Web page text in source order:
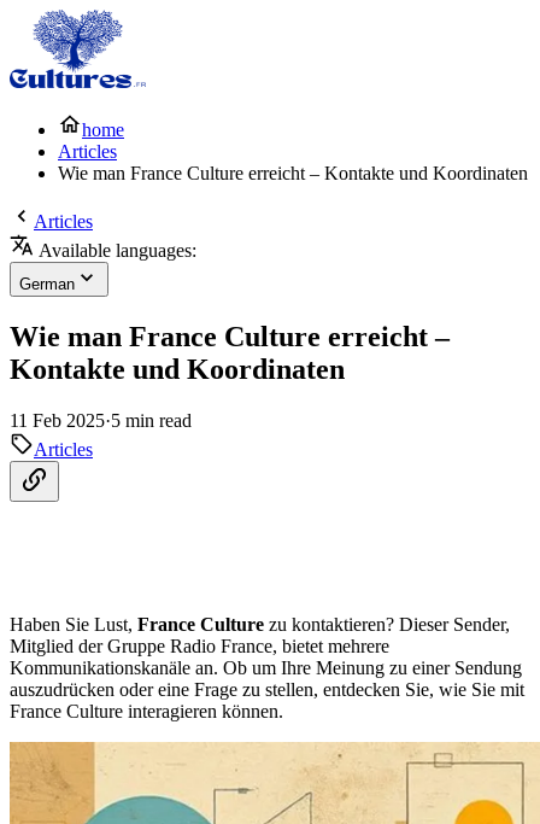
home
Articles
Wie man France Culture erreicht – Kontakte und Koordinaten
Articles
Available languages:
German
Wie man France Culture erreicht –
Kontakte und Koordinaten
11 Feb 2025·5 min read
Articles
Haben Sie Lust, France Culture zu kontaktieren? Dieser Sender,
Mitglied der Gruppe Radio France, bietet mehrere
Kommunikationskanäle an. Ob um Ihre Meinung zu einer Sendung
auszudrücken oder eine Frage zu stellen, entdecken Sie, wie Sie mit
France Culture interagieren können.